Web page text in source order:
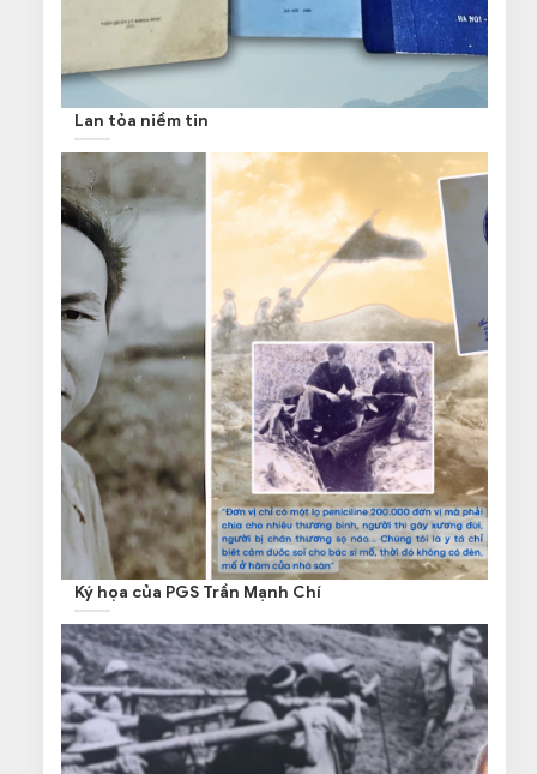
Lan tỏa niềm tin
Ký họa của PGS Trần Mạnh Chí